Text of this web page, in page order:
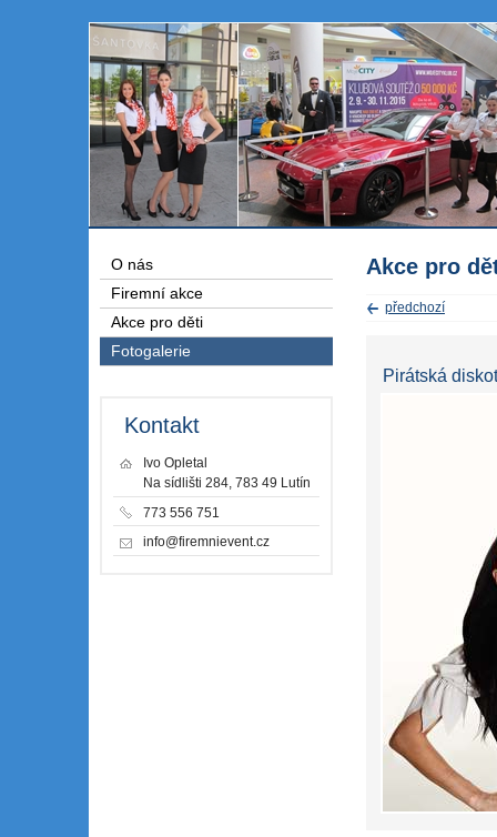
Akce pro
předchozí
Pirátská
O nás
Firemní akce
Akce pro děti
Fotogalerie
Kontakt
Ivo Opletal
Na sídlišti 284, 783 49 Lutín
773 556 751
info@firemnievent.cz